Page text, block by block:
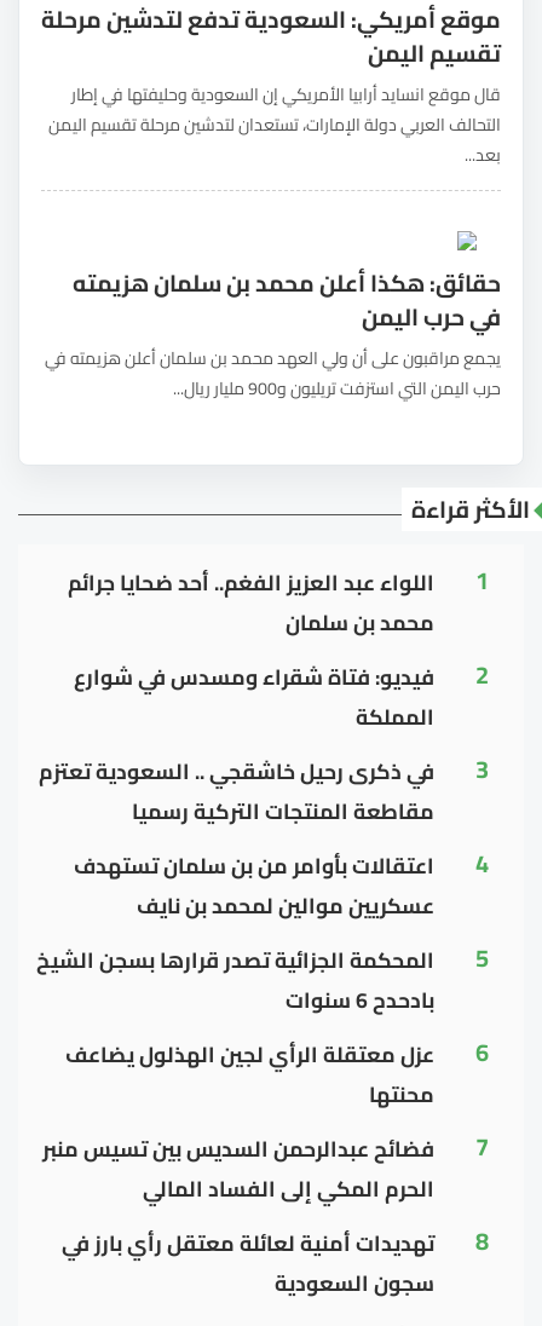
موقع أمريكي: السعودية تدفع لتدشين مرحلة
تقسيم اليمن
قال موقع انسايد أرابيا الأمريكي إن السعودية وحليفتها في إطار
التحالف العربي دولة الإمارات، تستعدان لتدشين مرحلة تقسيم اليمن
بعد...
حقائق: هكذا أعلن محمد بن سلمان هزيمته
في حرب اليمن
يجمع مراقبون على أن ولي العهد محمد بن سلمان أعلن هزيمته في
حرب اليمن التي استزفت تريليون و900 مليار ريال...
الأكثر قراءة
1
اللواء عبد العزيز الفغم.. أحد ضحايا جرائم
محمد بن سلمان
2
فيديو: فتاة شقراء ومسدس في شوارع
المملكة
3
في ذكرى رحيل خاشقجي .. السعودية تعتزم
مقاطعة المنتجات التركية رسميا
4
اعتقالات بأوامر من بن سلمان تستهدف
عسكريين موالين لمحمد بن نايف
5
المحكمة الجزائية تصدر قرارها بسجن الشيخ
بادحدح 6 سنوات
6
عزل معتقلة الرأي لجين الهذلول يضاعف
محنتها
7
فضائح عبدالرحمن السديس بين تسيس منبر
الحرم المكي إلى الفساد المالي
8
تهديدات أمنية لعائلة معتقل رأي بارز في
سجون السعودية